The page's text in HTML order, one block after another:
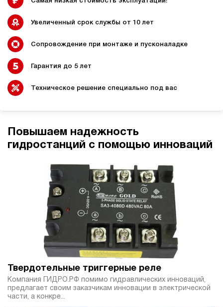
Гидростанции для
оборудования
Гидравлический цилиндр с
Гидростанции 220 Вольт для
Гидростанции для шахт
Гидростанции для смазки Гидростанции для толкателей
Увеличенный срок службы от 10 лет
Сопровождение при монтаже и пусконаладке
Гарантия до 5 лет
Техническое решение специально под вас
Повышаем надежность
гидростанций с помощью инноваций
Твердотельные триггерные реле
Компания ГИДРО.РФ помимо гидравлических инноваций,
предлагает своим заказчикам инновации в электрической
части, а конкре...